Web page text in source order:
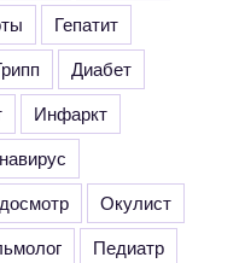
Гепатит
Диабет
Инфаркт
Окулист
Педиатр